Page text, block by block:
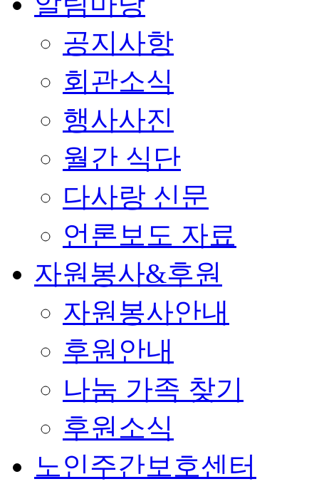
공지사항
회관소식
행사사진
월간 식단
다사랑 신문
언론보도 자료
자원봉사&후원
자원봉사안내
후원안내
나눔 가족 찾기
후원소식
노인주간보호센터